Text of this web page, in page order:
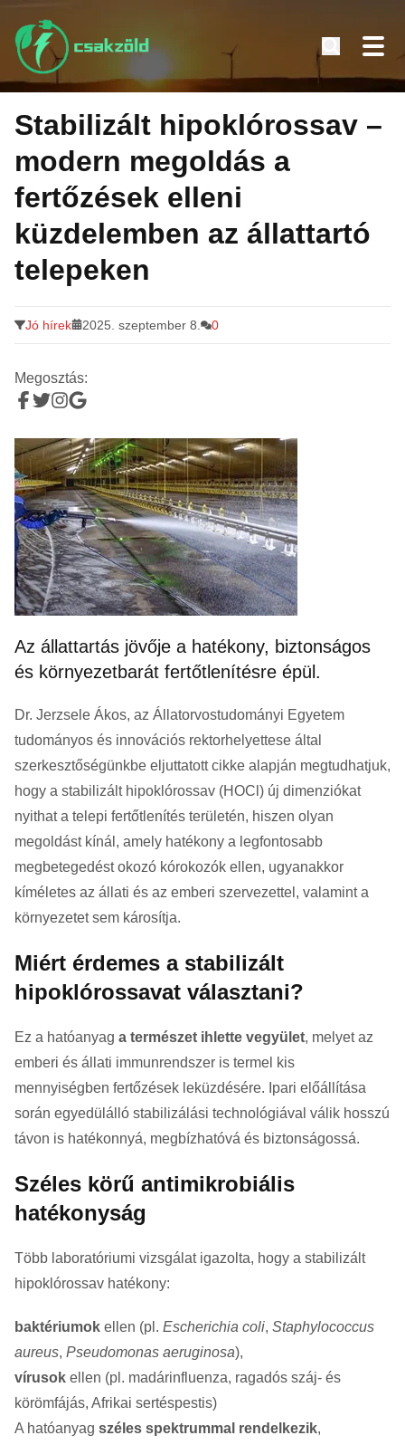
Tovább
tartalomra
Stabilizált hipoklórossav –
modern megoldás a
fertőzések elleni
küzdelemben az állattartó
telepeken
Jó hírek 2025. szeptember 8. 0
Megosztás:
Az állattartás jövője a hatékony, biztonságos
és környezetbarát fertőtlenítésre épül.
Dr. Jerzsele Ákos, az Állatorvostudományi Egyetem
tudományos és innovációs rektorhelyettese által
szerkesztőségünkbe eljuttatott cikke alapján megtudhatjuk,
hogy a stabilizált hipoklórossav (HOCl) új dimenziókat
nyithat a telepi fertőtlenítés területén, hiszen olyan
megoldást kínál, amely hatékony a legfontosabb
megbetegedést okozó kórokozók ellen, ugyanakkor
kíméletes az állati és az emberi szervezettel, valamint a
környezetet sem károsítja.
Miért érdemes a stabilizált
hipoklórossavat választani?
Ez a hatóanyag a természet ihlette vegyület, melyet az
emberi és állati immunrendszer is termel kis
mennyiségben fertőzések leküzdésére. Ipari előállítása
során egyedülálló stabilizálási technológiával válik hosszú
távon is hatékonnyá, megbízhatóvá és biztonságossá.
Széles körű antimikrobiális
hatékonyság
Több laboratóriumi vizsgálat igazolta, hogy a stabilizált
hipoklórossav hatékony:
baktériumok ellen (pl. Escherichia coli, Staphylococcus
aureus, Pseudomonas aeruginosa),
vírusok ellen (pl. madárinfluenza, ragadós száj- és
körömfájás, Afrikai sertéspestis)
A hatóanyag széles spektrummal rendelkezik,